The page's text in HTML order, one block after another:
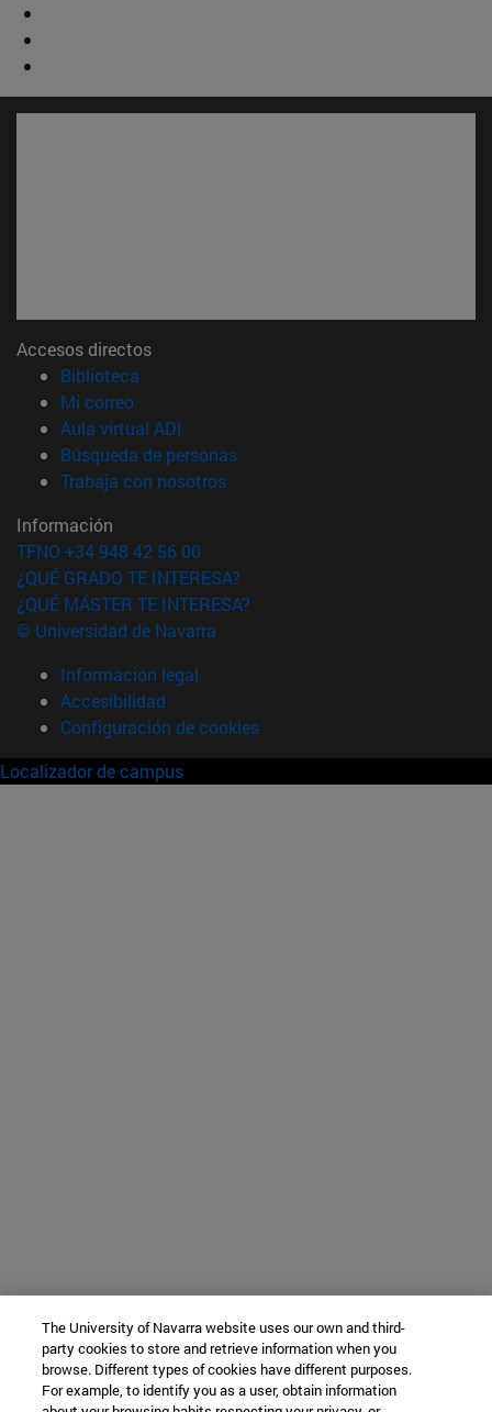
Accesos directos
Biblioteca
Mi correo(abre en nueva ventana)
Aula virtual ADI
Búsqueda de personas(abre en nueva ventana)
Trabaja con nosotros(abre en nueva ventana)
Información
TFNO +34 948 42 56 00
¿QUÉ GRADO TE INTERESA?
¿QUÉ MÁSTER TE INTERESA?
© Universidad de Navarra
Información legal
Accesibilidad
Configuración de cookies
Localizador de campus
The University of Navarra website uses our own and third-
party cookies to store and retrieve information when you
browse. Different types of cookies have different purposes.
For example, to identify you as a user, obtain information